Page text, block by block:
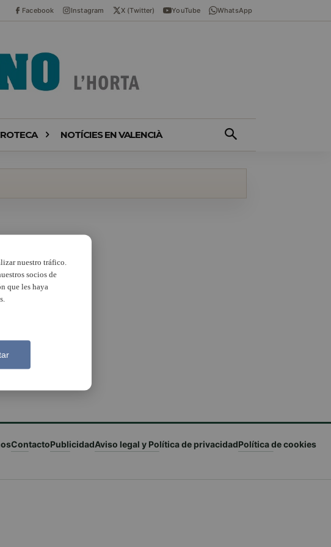
Facebook Instagram X (Twitter) YouTube WhatsApp
NOTÍCIES EN VALENCIÀ
ContactoPublicidadAviso legal y Política de privacidadPolítica de cookies
nuestro tráfico.
socios de
que les haya